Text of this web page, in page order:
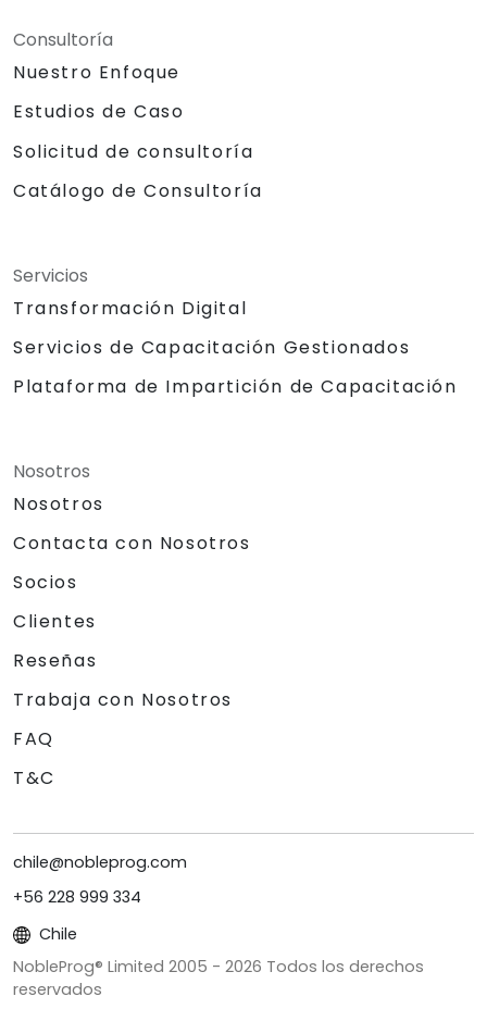
Consultoría
Nuestro Enfoque
Estudios de Caso
Solicitud de consultoría
Catálogo de Consultoría
Servicios
Transformación Digital
Servicios de Capacitación Gestionados
Plataforma de Impartición de Capacitación
Nosotros
Nosotros
Contacta con Nosotros
Socios
Clientes
Reseñas
Trabaja con Nosotros
FAQ
T&C
chile@nobleprog.com
+56 228 999 334
Chile
NobleProg® Limited 2005 - 2026 Todos los derechos
reservados